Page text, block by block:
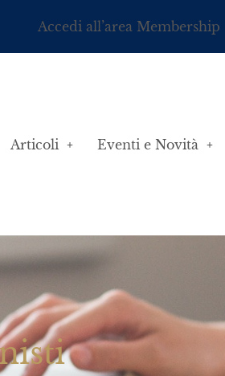
Accedi all’area Membership
Articoli Eventi e Novità